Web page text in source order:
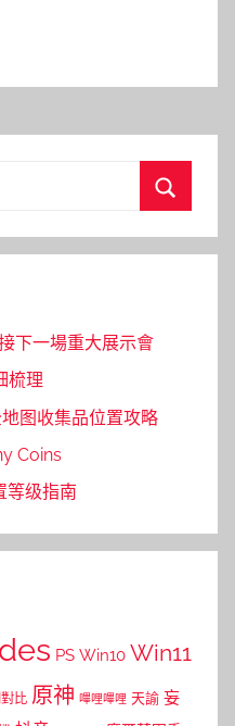
下一場重大展示會
梳理
图收集品位置攻略
Coins
等级指南
PS Win10 Win11
比 原神 嗶哩嗶哩 天諭 妄